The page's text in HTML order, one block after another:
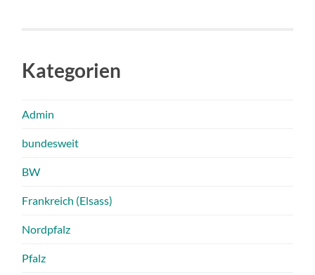
Kategorien
Admin
bundesweit
BW
Frankreich (Elsass)
Nordpfalz
Pfalz